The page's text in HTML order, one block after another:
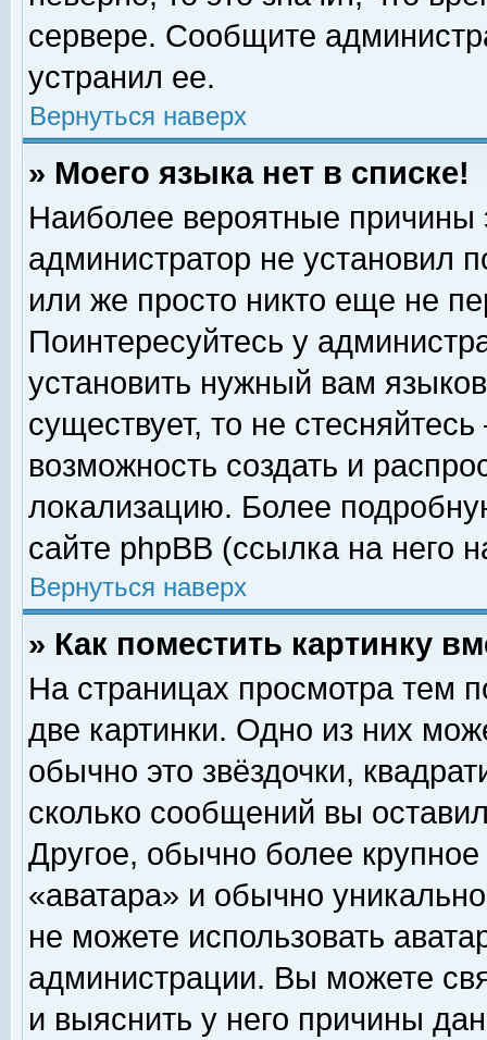
сервере. Сообщите
устранил ее.
Вернуться наверх
» Моего языка нет в списке!
Наиболее вероятные причины
администратор не установил
или же просто никто еще не
Поинтересуйтесь у
установить нужный вам
существует, то не
возможность создать и
локализацию. Более
сайте phpBB (ссылка на него
Вернуться наверх
» Как поместить картинку
На страницах просмотра тем
две картинки. Одно из них
обычно это звёздочки,
сколько сообщений вы
Другое, обычно более
«аватара» и обычно
не можете использовать
администрации. Вы можете
и выяснить у него причины